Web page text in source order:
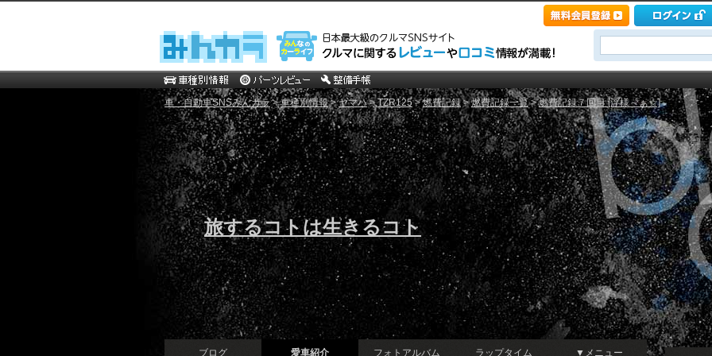
車・自動車SNSみんカラ>車種別情報>ヤマハ>TZR125>燃費記録>燃費記録一覧>燃費記録７回目 [浮様～ぁ☆]
旅するコトは生きるコト
ブログ 愛車紹介 フォトアルバム ラップタイム ▼メニュー